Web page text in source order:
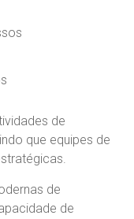
de
que equipes de
de
de